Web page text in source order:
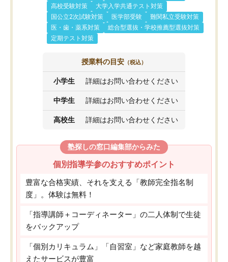
高校受験対策
大学入学共通テスト対策
国公立2次試験対策
医学部受験
難関私立受験対策
医・歯・薬系対策
総合型選抜・学校推薦型選抜対策
定期テスト対策
授業料の目安 （税込）
小学生 詳細はお問い合わせください
中学生 詳細はお問い合わせください
高校生 詳細はお問い合わせください
塾探しの窓口編集部からみた
個別指導学参のおすすめポイント
豊富な合格実績、それを支える「教師完全指名制
度」。体験は無料！
「指導講師＋コーディネーター」の二人体制で生徒
をバックアップ
「個別カリキュラム」「自習室」など家庭教師を越
えたサービスが豊富